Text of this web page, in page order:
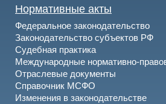
Нормативные акты
Федеральное законодательство
Законодательство субъектов РФ
Судебная практика
Международные нормативно-
Отраслевые документы
Справочник МСФО
Изменения в законодательстве